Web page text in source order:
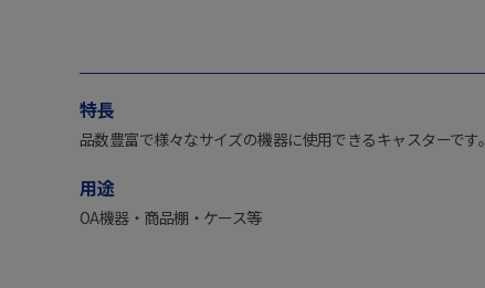
特長
品数豊富で様々なサイズの機器に使用できるキャスターです。
用途
OA機器・商品棚・ケース等